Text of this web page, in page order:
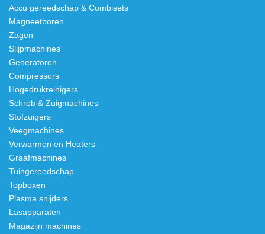
Accu gereedschap & Combisets
Magneetboren
Zagen
Slijpmachines
Generatoren
Compressors
Hogedrukreinigers
Schrob & Zuigmachines
Stofzuigers
Veegmachines
Verwarmen en Heaters
Graafmachines
Tuingereedschap
Topboxen
Plasma snijders
Lasapparaten
Magazijn machines